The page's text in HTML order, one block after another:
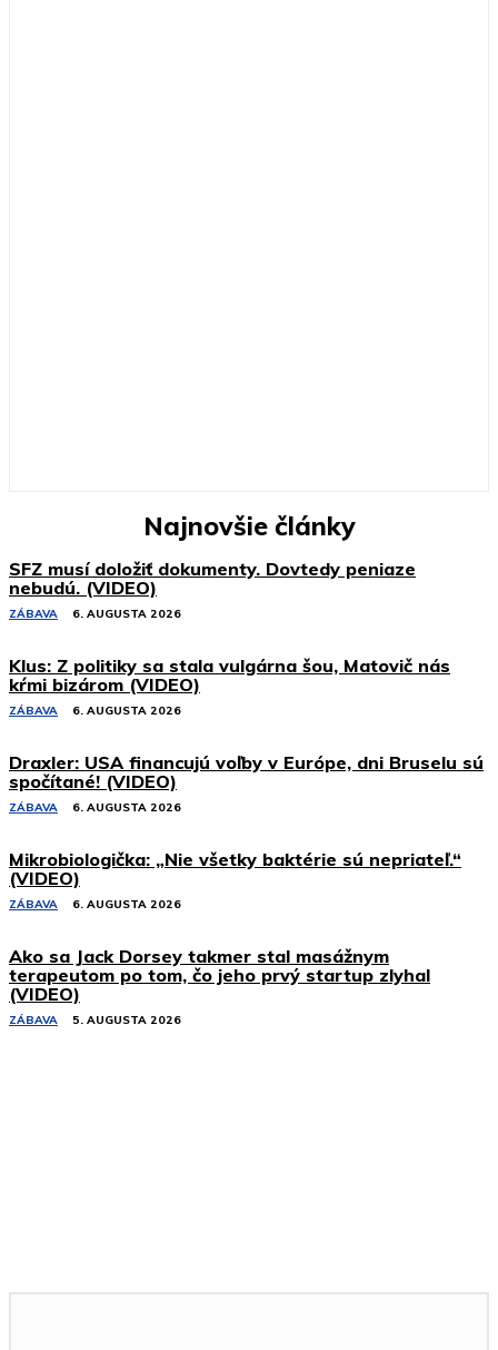
Najnovšie články
SFZ musí doložiť dokumenty. Dovtedy peniaze
nebudú. (VIDEO)
ZÁBAVA 6. AUGUSTA 2026
Klus: Z politiky sa stala vulgárna šou, Matovič nás
kŕmi bizárom (VIDEO)
ZÁBAVA 6. AUGUSTA 2026
Draxler: USA financujú voľby v Európe, dni Bruselu sú
spočítané! (VIDEO)
ZÁBAVA 6. AUGUSTA 2026
Mikrobiologička: „Nie všetky baktérie sú nepriateľ.“
(VIDEO)
ZÁBAVA 6. AUGUSTA 2026
Ako sa Jack Dorsey takmer stal masážnym
terapeutom po tom, čo jeho prvý startup zlyhal
(VIDEO)
ZÁBAVA 5. AUGUSTA 2026